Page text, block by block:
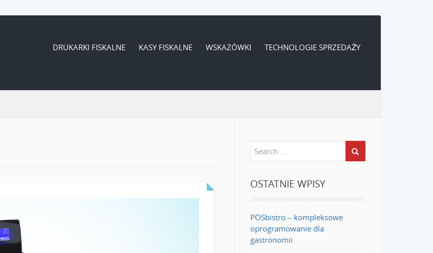
DRUKARKI FISKALNE KASY FISKALNE WSKAZÓWKI TECHNOLOGIE SPRZEDAŻY
OSTATNIE WPISY
POSbistro – kompleksowe
oprogramowanie dla
gastronomii